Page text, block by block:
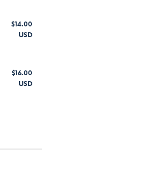
$14.00
USD
$16.00
USD